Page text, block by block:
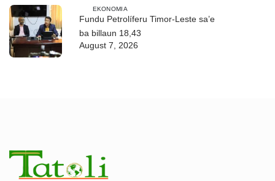
EKONOMIA
Fundu Petrolíferu Timor-Leste sa’e
ba billaun 18,43
August 7, 2026